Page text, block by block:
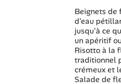
Beignets de
d'eau
jusqu'à ce
un apéritif
Risotto à la
traditionnel
crémeux et
Salade de